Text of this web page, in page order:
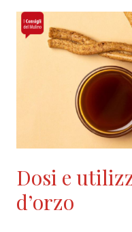
Dosi e
d’orzo